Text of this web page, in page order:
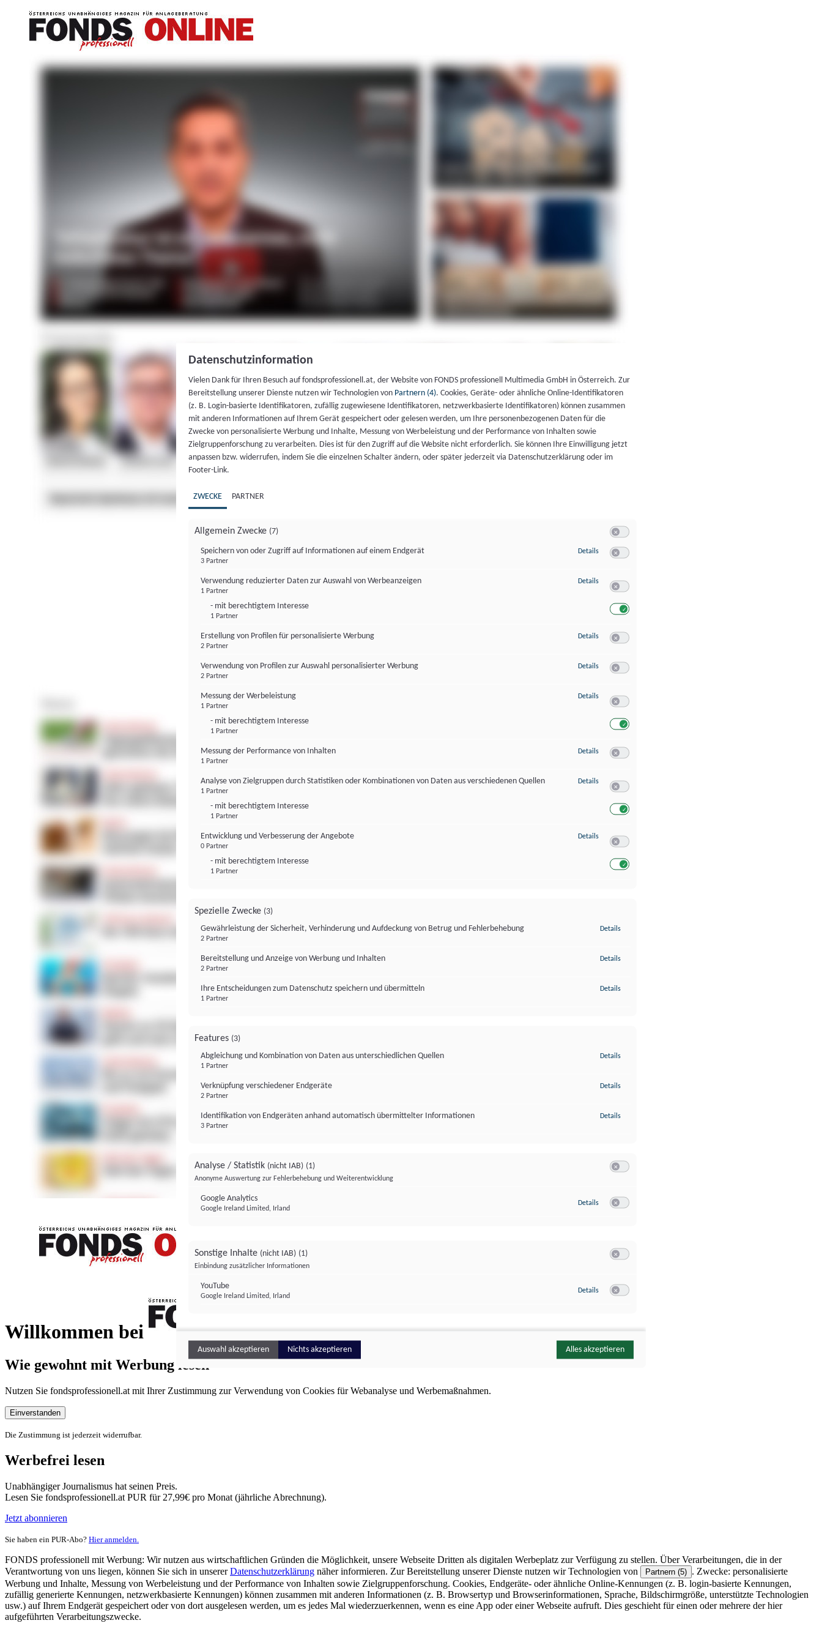
Willkommen bei
FONDS professionell
Wie gewohnt mit Werbung lesen
Nutzen Sie fondsprofessionell.at mit Ihrer Zustimmung zur Verwendung von Cookies für Webanalyse und Werbemaßnahmen.
Einverstanden
Die Zustimmung ist jederzeit widerrufbar.
Werbefrei lesen
Unabhängiger Journalismus hat seinen Preis.
Lesen Sie fondsprofessionell.at PUR für 27,99€ pro Monat (jährliche Abrechnung).
Jetzt abonnieren
Sie haben ein PUR-Abo? Hier anmelden.
FONDS professionell mit Werbung: Wir nutzen aus wirtschaftlichen Gründen die Möglichkeit, unsere Webseite Dritten als digitalen Werbeplatz zur Verfügung zu stellen. Über Verarbeitungen, die in der
Verantwortung von uns liegen, können Sie sich in unsererDatenschutzerklärung näher informieren. Zur Bereitstellung unserer Dienste nutzen wir Technologien von Partnern (5) . Zwecke: personalisierte
Werbung und Inhalte, Messung von Werbeleistung und der Performance von Inhalten sowie Zielgruppenforschung. Cookies, Endgeräte- oder ähnliche Online-Kennungen (z. B. login-basierte Kennungen,
zufällig generierte Kennungen, netzwerkbasierte Kennungen) können zusammen mit anderen Informationen (z. B. Browsertyp und Browserinformationen, Sprache, Bildschirmgröße, unterstützte Technologien
usw.) auf Ihrem Endgerät gespeichert oder von dort ausgelesen werden, um es jedes Mal wiederzuerkennen, wenn es eine App oder einer Webseite aufruft. Dies geschieht für einen oder mehrere der hier
aufgeführten Verarbeitungszwecke.
Datenschutzinformation
Vielen Dank für Ihren Besuch auf fondsprofessionell.at, der Website von FONDS professionell Multimedia GmbH in Österreich. Zur
Bereitstellung unserer Dienste nutzen wir Technologien von Partnern (4). Cookies, Geräte- oder ähnliche Online-Identifikatoren
(z. B. Login-basierte Identifikatoren, zufällig zugewiesene Identifikatoren, netzwerkbasierte Identifikatoren) können zusammen
mit anderen Informationen auf Ihrem Gerät gespeichert oder gelesen werden, um Ihre personenbezogenen Daten für die
Zwecke von personalisierte Werbung und Inhalte, Messung von Werbeleistung und der Performance von Inhalten sowie
Zielgruppenforschung zu verarbeiten. Dies ist für den Zugriff auf die Website nicht erforderlich. Sie können Ihre Einwilligung jetzt
anpassen bzw. widerrufen, indem Sie die einzelnen Schalter ändern, oder später jederzeit via Datenschutzerklärung oder im
Footer-Link.
ZWECKE PARTNER
Allgemein Zwecke (7)
Speichern von oder Zugriff auf Informationen auf einem Endgerät
3 Partner
Details zu Speichern von oder Zugriff auf Informationen auf einem Endgerät
Verwendung reduzierter Daten zur Auswahl von Werbeanzeigen
1 Partner
- mit berechtigtem Interesse
1 Partner
Details zu Verwendung reduzierter Daten zur Auswahl von Werbeanzeigen
Erstellung von Profilen für personalisierte Werbung
2 Partner
Details zu Erstellung von Profilen für personalisierte Werbung
Verwendung von Profilen zur Auswahl personalisierter Werbung
2 Partner
Details zu Verwendung von Profilen zur Auswahl personalisierter Werbung
Messung der Werbeleistung
1 Partner
- mit berechtigtem Interesse
1 Partner
Details zu Messung der Werbeleistung
Messung der Performance von Inhalten
1 Partner
Details zu Messung der Performance von Inhalten
Analyse von Zielgruppen durch Statistiken oder Kombinationen von Daten aus verschiedenen Quellen
1 Partner
- mit berechtigtem Interesse
1 Partner
Details zu Analyse von Zielgruppen durch Statistiken oder Kombinationen von
Entwicklung und Verbesserung der Angebote
0 Partner
- mit berechtigtem Interesse
1 Partner
Details zu Entwicklung und Verbesserung der Angebote
Spezielle Zwecke (3)
Gewährleistung der Sicherheit, Verhinderung und Aufdeckung von Betrug und Fehlerbehebung
2 Partner
Details
Bereitstellung und Anzeige von Werbung und Inhalten
2 Partner
Details
Ihre Entscheidungen zum Datenschutz speichern und übermitteln
1 Partner
Details
Features (3)
Abgleichung und Kombination von Daten aus unterschiedlichen Quellen
1 Partner
Details
Verknüpfung verschiedener Endgeräte
2 Partner
Details
Identifikation von Endgeräten anhand automatisch übermittelter Informationen
3 Partner
Details
Analyse / Statistik (nicht IAB) (1)
Anonyme Auswertung zur Fehlerbehebung und Weiterentwicklung
Google Analytics
Google Ireland Limited, Irland
Details zu Google Analytics
Sonstige Inhalte (nicht IAB) (1)
Einbindung zusätzlicher Informationen
YouTube
Google Ireland Limited, Irland
Details zu YouTube
Auswahl akzeptieren Nichts akzeptieren Alles akzeptieren